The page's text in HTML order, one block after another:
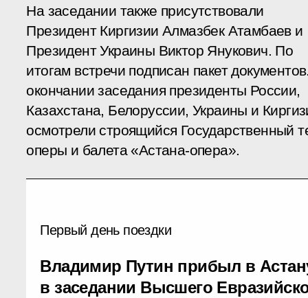
На заседании также присутствовали
Президент Киргизии Алмазбек Атамбаев и
Президент Украины Виктор Янукович. По
итогам встречи подписан пакет
окончании заседания президенты России,
Казахстана, Белоруссии, Украины и
осмотрели строящийся Государственный
оперы и балета «Астана-опера».
Первый день поездки
Владимир Путин прибыл в
в заседании Высшего